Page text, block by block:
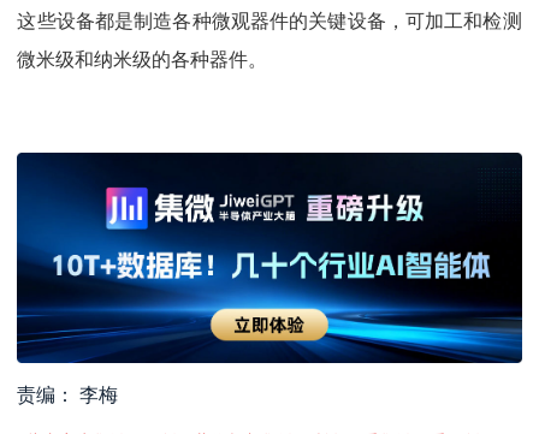
这些设备都是制造各种微观器件的关键设备，可加工和检测
微米级和纳米级的各种器件。
责编： 李梅